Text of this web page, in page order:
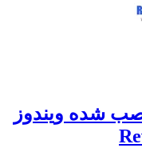
شده ویندوز